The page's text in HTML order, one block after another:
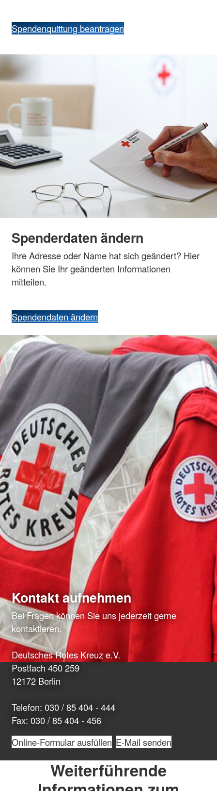
Spendenquittung beantragen
Spenderdaten ändern
Ihre Adresse oder Name hat sich geändert? Hier
können Sie Ihr geänderten Informationen
mitteilen.
Spendendaten ändern
Kontakt aufnehmen
Bei Fragen können Sie uns jederzeit gerne
kontaktieren.
Deutsches Rotes Kreuz e.V.
Postfach 450 259
12172 Berlin
Telefon: 030 / 85 404 - 444
Fax: 030 / 85 404 - 456
Online-Formular ausfüllen E-Mail senden
Weiterführende